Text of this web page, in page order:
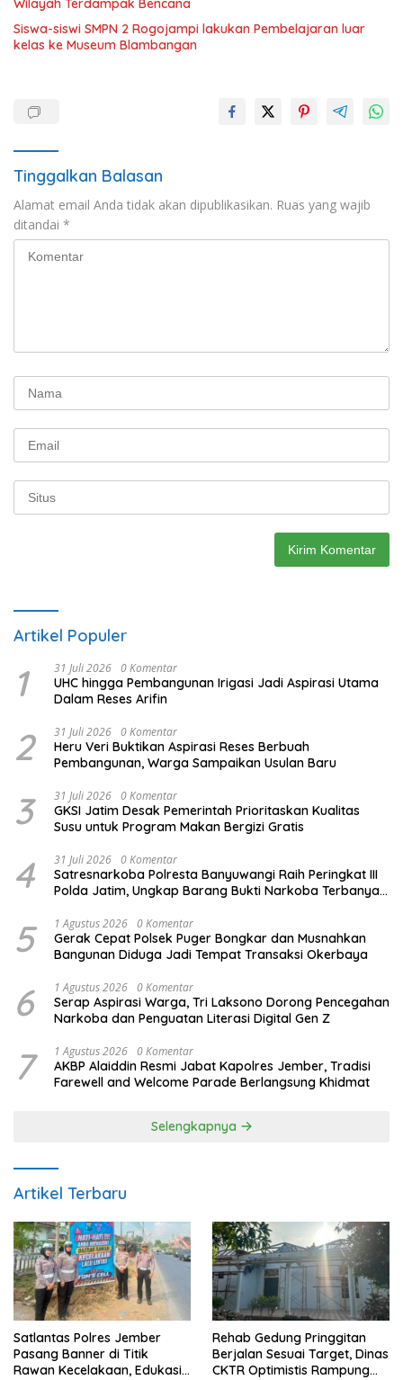
Wilayah Terdampak Bencana
Siswa-siswi SMPN 2 Rogojampi lakukan Pembelajaran luar
kelas ke Museum Blambangan
Tinggalkan Balasan
Alamat email Anda tidak akan dipublikasikan. Ruas yang wajib
ditandai *
Artikel Populer
1 31 Juli 2026 0 Komentar
UHC hingga Pembangunan Irigasi Jadi Aspirasi Utama
Dalam Reses Arifin
2 31 Juli 2026 0 Komentar
Heru Veri Buktikan Aspirasi Reses Berbuah
Pembangunan, Warga Sampaikan Usulan Baru
3 31 Juli 2026 0 Komentar
GKSI Jatim Desak Pemerintah Prioritaskan Kualitas
Susu untuk Program Makan Bergizi Gratis
4 31 Juli 2026 0 Komentar
Satresnarkoba Polresta Banyuwangi Raih Peringkat III
Polda Jatim, Ungkap Barang Bukti Narkoba Terbanyak
5 1 Agustus 2026 0 Komentar
Gerak Cepat Polsek Puger Bongkar dan Musnahkan
Bangunan Diduga Jadi Tempat Transaksi Okerbaya
6 1 Agustus 2026 0 Komentar
Serap Aspirasi Warga, Tri Laksono Dorong Pencegahan
Narkoba dan Penguatan Literasi Digital Gen Z
7 1 Agustus 2026 0 Komentar
AKBP Alaiddin Resmi Jabat Kapolres Jember, Tradisi
Farewell and Welcome Parade Berlangsung Khidmat
Selengkapnya
Artikel Terbaru
Satlantas Polres Jember
Pasang Banner di Titik
Rawan Kecelakaan, Edukasi
Rehab Gedung Pringgitan
Berjalan Sesuai Target, Dinas
CKTR Optimistis Rampung